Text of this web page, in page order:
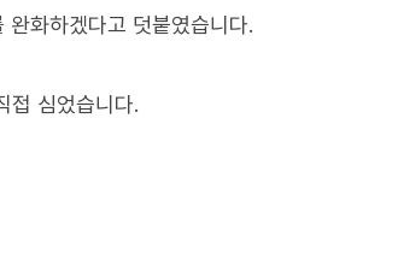
화하겠다고 덧붙였습니다.
접 심었습니다.